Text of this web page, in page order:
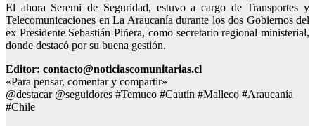
El ahora Seremi de Seguridad, estuvo a cargo de Transportes y
Telecomunicaciones en La Araucanía durante los dos Gobiernos del
ex Presidente Sebastián Piñera, como secretario regional ministerial,
donde destacó por su buena gestión.
Editor: contacto@noticiascomunitarias.cl
«Para pensar, comentar y compartir»
@destacar @seguidores #Temuco #Cautín #Malleco #Araucanía
#Chile